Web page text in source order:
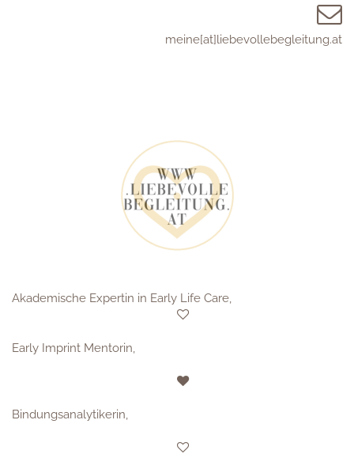
meine[at]liebevollebegleitung.at
Akademische Expertin in Early Life Care,
Early Imprint Mentorin,
Bindungsanalytikerin,